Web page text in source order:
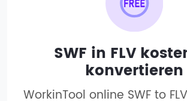
SWF in FLV
konvertieren
WorkinTool online SWF to